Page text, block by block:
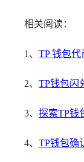
相关阅读：
1、 TP 钱包
2、 TP钱包闪
3、 探索TP钱
4、 TP钱包确